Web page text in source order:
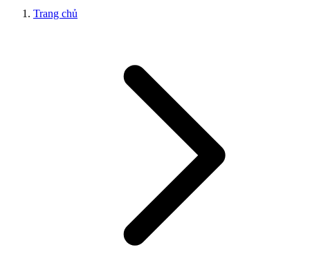
Trang chủ